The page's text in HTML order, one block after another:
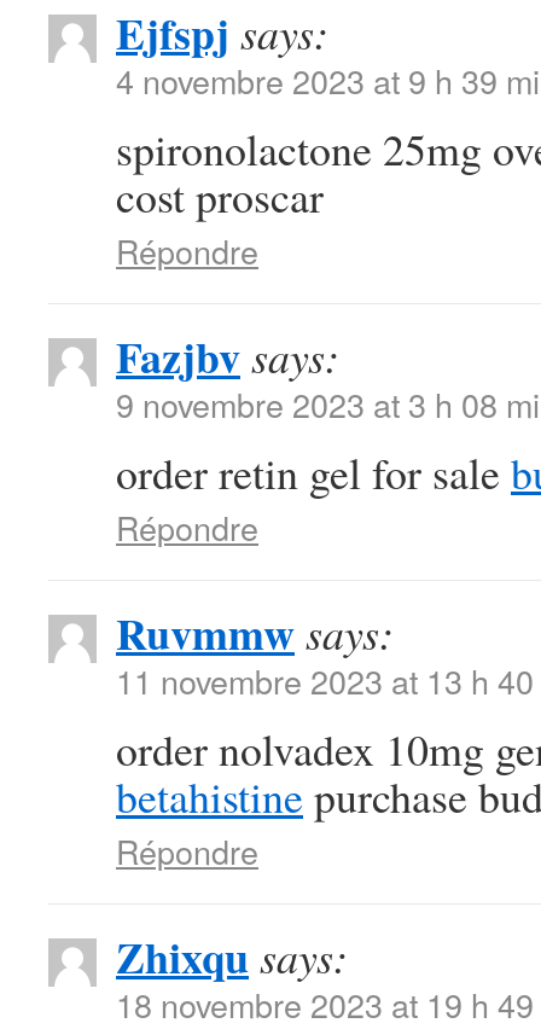
Ejfspj says:
4 novembre 2023 at 9 h 39
spironolactone 25mg
cost proscar
Répondre
Fazjbvsays:
9 novembre 2023 at 3 h 08
order retin gel for sale
Répondre
Ruvmmwsays:
11 novembre 2023 at 13 h
order nolvadex 10mg
betahistine purchase
Répondre
Zhixqusays:
18 novembre 2023 at 19 h